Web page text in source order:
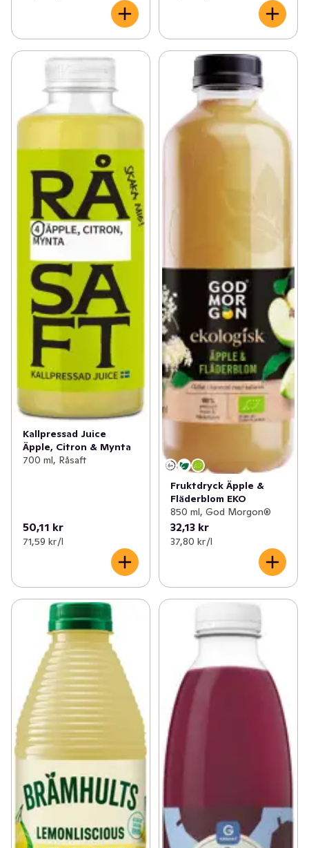
Kallpressad Juice
Äpple, Citron & Mynta
700 ml, Råsaft
50,11 kr
71,59 kr /l
Fruktdryck Äpple &
Fläderblom EKO
850 ml, God Morgon®
32,13 kr
37,80 kr /l